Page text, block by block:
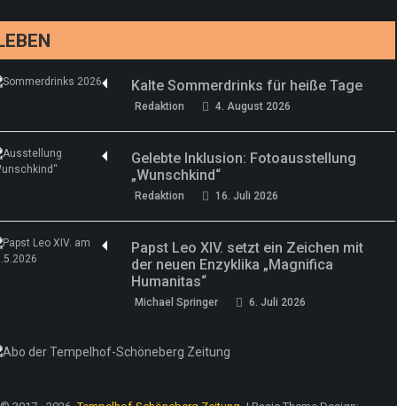
Kalte Sommerdrinks für heiße Tage
Redaktion 4. August 2026
Gelebte Inklusion: Fotoausstellung
„Wunschkind“
Redaktion 16. Juli 2026
Papst Leo XIV. setzt ein Zeichen mit
der neuen Enzyklika „Magnifica
Humanitas“
Michael Springer 6. Juli 2026